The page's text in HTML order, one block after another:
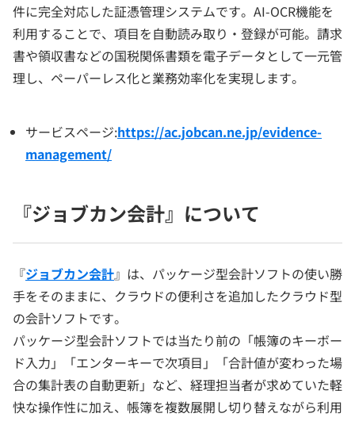
件に完全対応した証憑管理システムです。AI-OCR機能を
利用することで、項目を自動読み取り・登録が可能。請求
書や領収書などの国税関係書類を電子データとして一元管
理し、ペーパーレス化と業務効率化を実現します。
サービスページ:https://ac.jobcan.ne.jp/evidence-
management/
『ジョブカン会計』について
『ジョブカン会計』は、パッケージ型会計ソフトの使い勝
手をそのままに、クラウドの便利さを追加したクラウド型
の会計ソフトです。
パッケージ型会計ソフトでは当たり前の「帳簿のキーボー
ド入力」「エンターキーで次項目」「合計値が変わった場
合の集計表の自動更新」など、経理担当者が求めていた軽
快な操作性に加え、帳簿を複数展開し切り替えながら利用